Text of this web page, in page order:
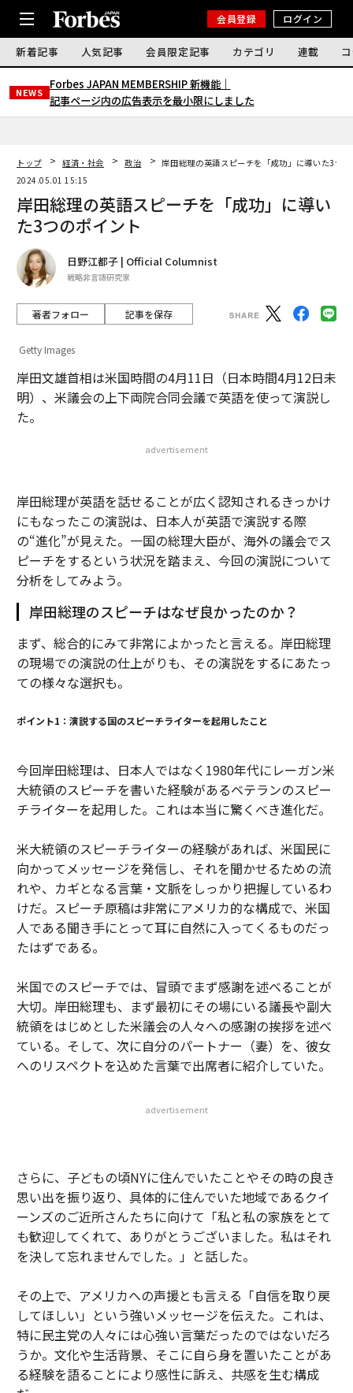
会員登録 ログイン
新着記事 人気記事 会員限定記事 カテゴリ 連載
NEWS
Forbes JAPAN MEMBERSHIP 新機能｜
記事ページ内の広告表示を最小限にしました
トップ 経済・社会 政治
岸田総理の英語スピーチを「成功」に導いた3つ
2024.05.01 15:15
岸田総理の英語スピーチを「成功」に導い
た3つのポイント
日野江都子 | Official Columnist
戦略非言語研究家
著者フォロー 記事を保存
Getty Images
岸田文雄首相は米国時間の4月11日（日本時間4月12日未
明）、米議会の上下両院合同会議で英語を使って演説し
た。
advertisement
岸田総理が英語を話せることが広く認知されるきっかけ
にもなったこの演説は、日本人が英語で演説する際
の“進化”が見えた。一国の総理大臣が、海外の議会でス
ピーチをするという状況を踏まえ、今回の演説について
分析をしてみよう。
岸田総理のスピーチはなぜ良かったのか？
まず、総合的にみて非常によかったと言える。岸田総理
の現場での演説の仕上がりも、その演説をするにあたっ
ての様々な選択も。
ポイント1：演説する国のスピーチライターを起用したこと
今回岸田総理は、日本人ではなく1980年代にレーガン米
大統領のスピーチを書いた経験があるベテランのスピー
チライターを起用した。これは本当に驚くべき進化だ。
米大統領のスピーチライターの経験があれば、米国民に
向かってメッセージを発信し、それを聞かせるための流
れや、カギとなる言葉・文脈をしっかり把握しているわ
けだ。スピーチ原稿は非常にアメリカ的な構成で、米国
人である聞き手にとって耳に自然に入ってくるものだっ
たはずである。
米国でのスピーチでは、冒頭でまず感謝を述べることが
大切。岸田総理も、まず最初にその場にいる議長や副大
統領をはじめとした米議会の人々への感謝の挨拶を述べ
ている。そして、次に自分のパートナー（妻）を、彼女
へのリスペクトを込めた言葉で出席者に紹介していた。
advertisement
さらに、子どもの頃NYに住んでいたことやその時の良き
思い出を振り返り、具体的に住んでいた地域であるクイ
ーンズのご近所さんたちに向けて「私と私の家族をとて
も歓迎してくれて、ありがとうございました。私はそれ
を決して忘れませんでした。」と話した。
その上で、アメリカへの声援とも言える「自信を取り戻
してほしい」という強いメッセージを伝えた。これは、
特に民主党の人々には心強い言葉だったのではないだろ
うか。文化や生活背景、そこに自ら身を置いたことがあ
る経験を語ることにより感性に訴え、共感を生む構成